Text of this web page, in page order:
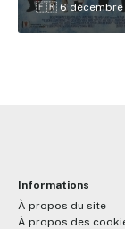
🇫🇷 6 décembre
Informations
À propos du site
À propos des